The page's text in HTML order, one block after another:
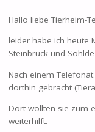
Hallo liebe Tierheim-
leider habe ich heute
Steinbrück und
Nach einem
dorthin gebracht
Dort wollten sie zum
weiterhilft.